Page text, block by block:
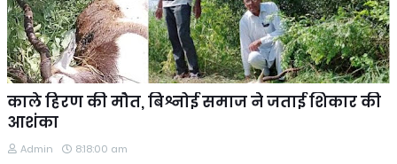
काले हिरण की मौत, बिश्नोई समाज ने जताई शिकार की
आशंका
Admin 8:18:00 am